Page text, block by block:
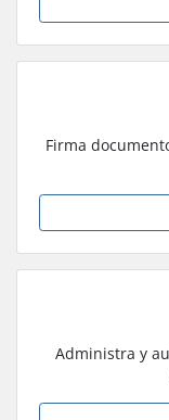
Firma
Administra y